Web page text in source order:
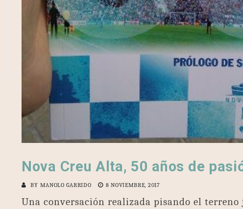
Nova Creu Alta, 50 años de
BY MANOLO GARRIDO 8 NOVIEMBRE, 2017
Una conversación realizada pisando el terreno